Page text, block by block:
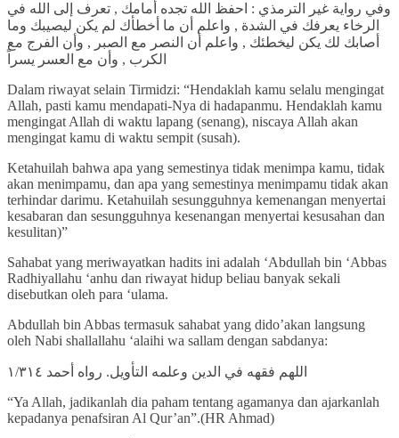
وفي رواية غير الترمذي : احفظ الله تجده أمامك , تعرف إلى الله في
الرخاء يعرفك في الشدة , واعلم أن ما أخطأك لم يكن ليصيبك وما
أصابك لك يكن ليخطئك , واعلم أن النصر مع الصبر , وأن الفرج مع
الكرب , وأن مع العسر يسراً
Dalam riwayat selain Tirmidzi: “Hendaklah kamu selalu mengingat
Allah, pasti kamu mendapati-Nya di hadapanmu. Hendaklah kamu
mengingat Allah di waktu lapang (senang), niscaya Allah akan
mengingat kamu di waktu sempit (susah).
Ketahuilah bahwa apa yang semestinya tidak menimpa kamu, tidak
akan menimpamu, dan apa yang semestinya menimpamu tidak akan
terhindar darimu. Ketahuilah sesungguhnya kemenangan menyertai
kesabaran dan sesungguhnya kesenangan menyertai kesusahan dan
kesulitan)”
Sahabat yang meriwayatkan hadits ini adalah ‘Abdullah bin ‘Abbas
Radhiyallahu ‘anhu dan riwayat hidup beliau banyak sekali
disebutkan oleh para ‘ulama.
Abdullah bin Abbas termasuk sahabat yang dido’akan langsung
oleh Nabi shallallahu ‘alaihi wa sallam dengan sabdanya:
اللهم فقهه في الدين وعلمه التأويل. رواه أحمد ١/٣١٤
“Ya Allah, jadikanlah dia paham tentang agamanya dan ajarkanlah
kepadanya penafsiran Al Qur’an”.(HR Ahmad)